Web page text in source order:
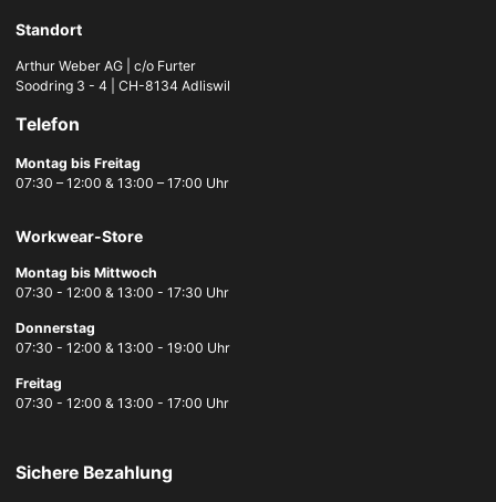
Standort
Arthur Weber AG | c/o Furter
Soodring 3 - 4 | CH-8134 Adliswil
Telefon
Montag bis Freitag
07:30 – 12:00 & 13:00 – 17:00 Uhr
Workwear-Store
Montag bis Mittwoch
07:30 - 12:00 & 13:00 - 17:30 Uhr
Donnerstag
07:30 - 12:00 & 13:00 - 19:00 Uhr
Freitag
07:30 - 12:00 & 13:00 - 17:00 Uhr
Sichere Bezahlung